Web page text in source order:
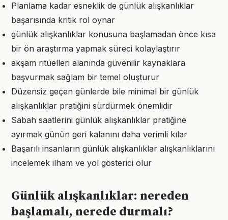
Planlama kadar esneklik de günlük alışkanlıklar
başarısında kritik rol oynar
günlük alışkanlıklar konusuna başlamadan önce kısa
bir ön araştırma yapmak süreci kolaylaştırır
akşam ritüelleri alanında güvenilir kaynaklara
başvurmak sağlam bir temel oluşturur
Düzensiz geçen günlerde bile minimal bir günlük
alışkanlıklar pratiğini sürdürmek önemlidir
Sabah saatlerini günlük alışkanlıklar pratiğine
ayırmak günün geri kalanını daha verimli kılar
Başarılı insanların günlük alışkanlıklar alışkanlıklarını
incelemek ilham ve yol gösterici olur
Günlük alışkanlıklar: nereden
başlamalı, nerede durmalı?